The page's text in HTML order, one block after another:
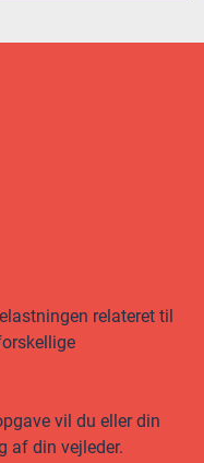
relateret til
vil du eller din
af din vejleder.